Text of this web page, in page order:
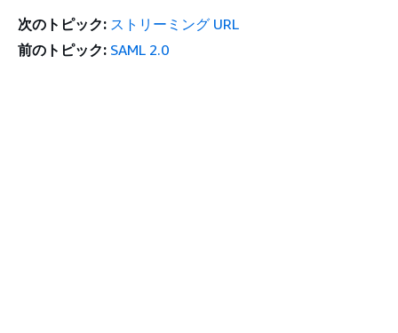
次のトピック: ストリーミング URL
前のトピック: SAML 2.0